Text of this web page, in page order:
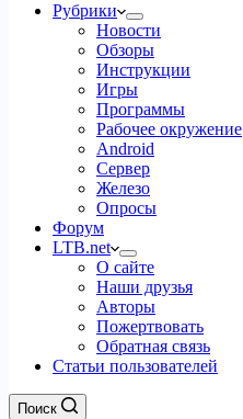
Рубрики
Новости
Обзоры
Инструкции
Игры
Программы
Рабочее окружение
Android
Сервер
Железо
Опросы
Форум
LTB.net
О сайте
Наши друзья
Авторы
Пожертвовать
Обратная связь
Статьи пользователей
Поиск